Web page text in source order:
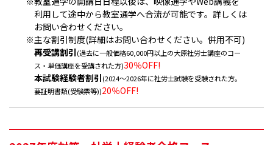
利用して途中から教室通学へ合流が可能です。詳しくは
お問い合わせください。
※主な割引制度(詳細はお問い合わせください。併用不可)
再受講割引(過去に一般価格60,000円以上の大原社労士講座のコー
ス・単価講座を受講された方)30％OFF!
本試験経験者割引(2024～2026年に社労士試験を受験された方。
要証明書類(受験票等))20％OFF!